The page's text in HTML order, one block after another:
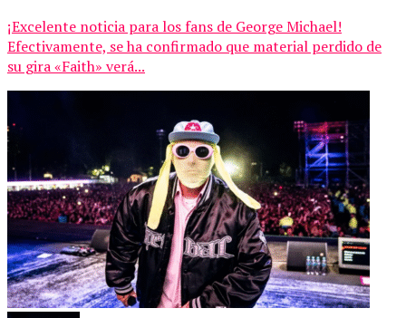
¡Excelente noticia para los fans de George Michael!
Efectivamente, se ha confirmado que material perdido de
su gira «Faith» verá...